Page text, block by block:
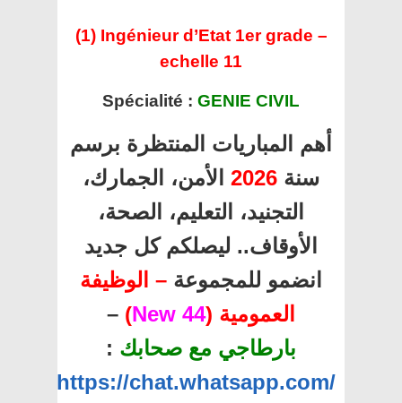
(1) Ingénieur d’Etat 1er grade –
echelle 11
Spécialité : GENIE CIVIL
أهم المباريات المنتظرة برسم
سنة 2026 الأمن، الجمارك،
التجنيد، التعليم، الصحة،
الأوقاف.. ليصلكم كل جديد
انضمو للمجموعة – الوظيفة
العمومية (44 New
)
–
بارطاجي مع صحابك :
https://chat.whatsapp.com/